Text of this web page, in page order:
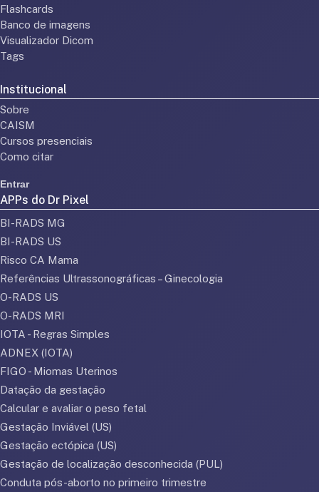
Flashcards
Banco de imagens
Visualizador Dicom
Tags
Institucional
Sobre
CAISM
Cursos presenciais
Como citar
Entrar
APPs do Dr Pixel
BI-RADS MG
BI-RADS US
Risco CA Mama
Referências Ultrassonográficas – Ginecologia
O-RADS US
O-RADS MRI
IOTA - Regras Simples
ADNEX (IOTA)
FIGO - Miomas Uterinos
Datação da gestação
Calcular e avaliar o peso fetal
Gestação Inviável (US)
Gestação ectópica (US)
Gestação de localização desconhecida (PUL)
Conduta pós-aborto no primeiro trimestre